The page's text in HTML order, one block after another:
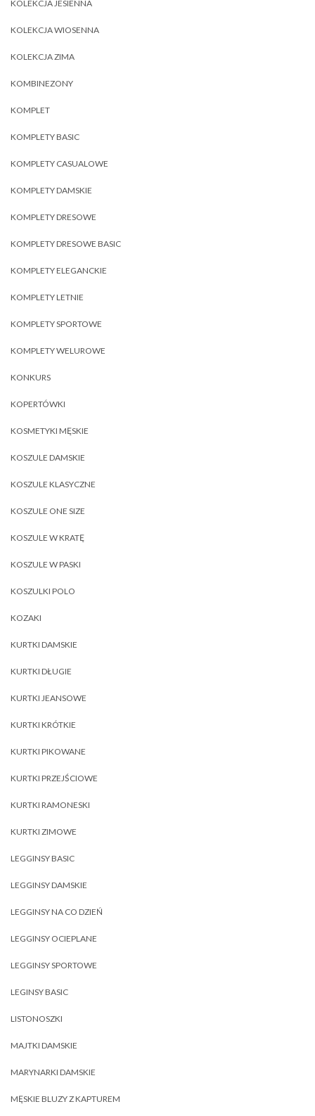
KOLEKCJA JESIENNA
KOLEKCJA WIOSENNA
KOLEKCJA ZIMA
KOMBINEZONY
KOMPLET
KOMPLETY BASIC
KOMPLETY CASUALOWE
KOMPLETY DAMSKIE
KOMPLETY DRESOWE
KOMPLETY DRESOWE BASIC
KOMPLETY ELEGANCKIE
KOMPLETY LETNIE
KOMPLETY SPORTOWE
KOMPLETY WELUROWE
KONKURS
KOPERTÓWKI
KOSMETYKI MĘSKIE
KOSZULE DAMSKIE
KOSZULE KLASYCZNE
KOSZULE ONE SIZE
KOSZULE W KRATĘ
KOSZULE W PASKI
KOSZULKI POLO
KOZAKI
KURTKI DAMSKIE
KURTKI DŁUGIE
KURTKI JEANSOWE
KURTKI KRÓTKIE
KURTKI PIKOWANE
KURTKI PRZEJŚCIOWE
KURTKI RAMONESKI
KURTKI ZIMOWE
LEGGINSY BASIC
LEGGINSY DAMSKIE
LEGGINSY NA CO DZIEŃ
LEGGINSY OCIEPLANE
LEGGINSY SPORTOWE
LEGINSY BASIC
LISTONOSZKI
MAJTKI DAMSKIE
MARYNARKI DAMSKIE
MĘSKIE BLUZY Z KAPTUREM